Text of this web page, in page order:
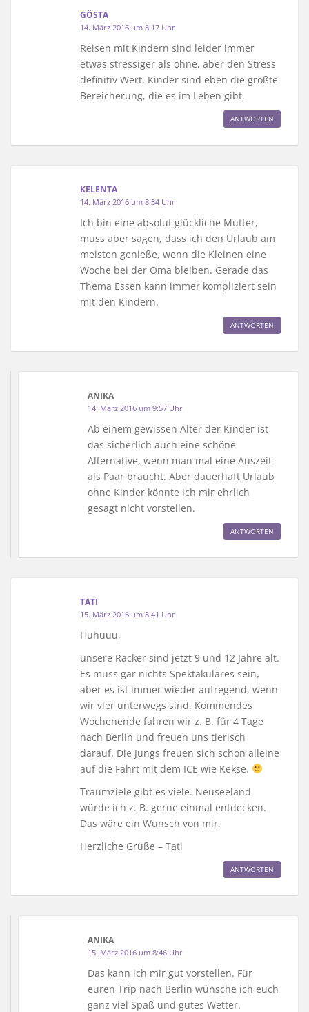
GÖSTA
14. März 2016 um 8:17 Uhr
Reisen mit Kindern sind leider immer
etwas stressiger als ohne, aber den Stress
definitiv Wert. Kinder sind eben die größte
Bereicherung, die es im Leben gibt.
ANTWORTEN
KELENTA
14. März 2016 um 8:34 Uhr
Ich bin eine absolut glückliche Mutter,
muss aber sagen, dass ich den Urlaub am
meisten genieße, wenn die Kleinen eine
Woche bei der Oma bleiben. Gerade das
Thema Essen kann immer kompliziert sein
mit den Kindern.
ANTWORTEN
ANIKA
14. März 2016 um 9:57 Uhr
Ab einem gewissen Alter der Kinder ist
das sicherlich auch eine schöne
Alternative, wenn man mal eine Auszeit
als Paar braucht. Aber dauerhaft Urlaub
ohne Kinder könnte ich mir ehrlich
gesagt nicht vorstellen.
ANTWORTEN
TATI
15. März 2016 um 8:41 Uhr
Huhuuu,
unsere Racker sind jetzt 9 und 12 Jahre alt.
Es muss gar nichts Spektakuläres sein,
aber es ist immer wieder aufregend, wenn
wir vier unterwegs sind. Kommendes
Wochenende fahren wir z. B. für 4 Tage
nach Berlin und freuen uns tierisch
darauf. Die Jungs freuen sich schon alleine
auf die Fahrt mit dem ICE wie Kekse.
Traumziele gibt es viele. Neuseeland
würde ich z. B. gerne einmal entdecken.
Das wäre ein Wunsch von mir.
Herzliche Grüße – Tati
ANTWORTEN
ANIKA
15. März 2016 um 8:46 Uhr
Das kann ich mir gut vorstellen. Für
euren Trip nach Berlin wünsche ich euch
ganz viel Spaß und gutes Wetter.